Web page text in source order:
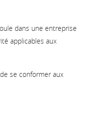
dans une entreprise
applicables aux
se conformer aux